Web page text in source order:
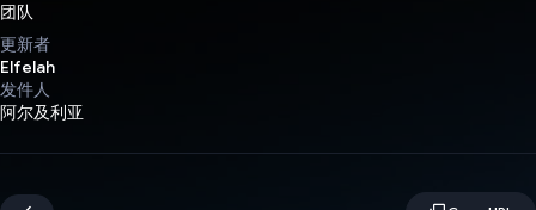
团队
更新者
Elfelah
发件人
阿尔及利亚